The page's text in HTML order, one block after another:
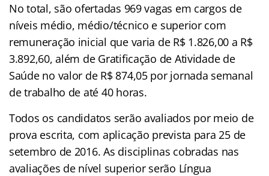
No total, são ofertadas 969 vagas em cargos de
níveis médio, médio/técnico e superior com
remuneração inicial que varia de R$ 1.826,00 a R$
3.892,60, além de Gratificação de Atividade de
Saúde no valor de R$ 874,05 por jornada semanal
de trabalho de até 40 horas.
Todos os candidatos serão avaliados por meio de
prova escrita, com aplicação prevista para 25 de
setembro de 2016. As disciplinas cobradas nas
avaliações de nível superior serão Língua